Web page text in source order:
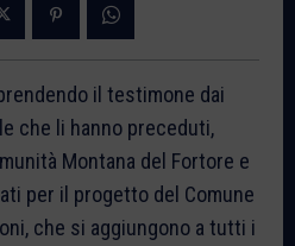
il testimone dai
che li hanno preceduti,
Montana del Fortore e
per il progetto del Comune
che si aggiungono a tutti i